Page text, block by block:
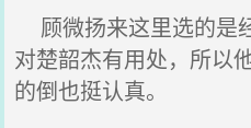
顾微扬来这里选的是
对楚韶杰有用处，所以
的倒也挺认真。